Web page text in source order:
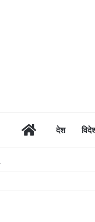
Homeदेश
उर्वरकों की समय पर